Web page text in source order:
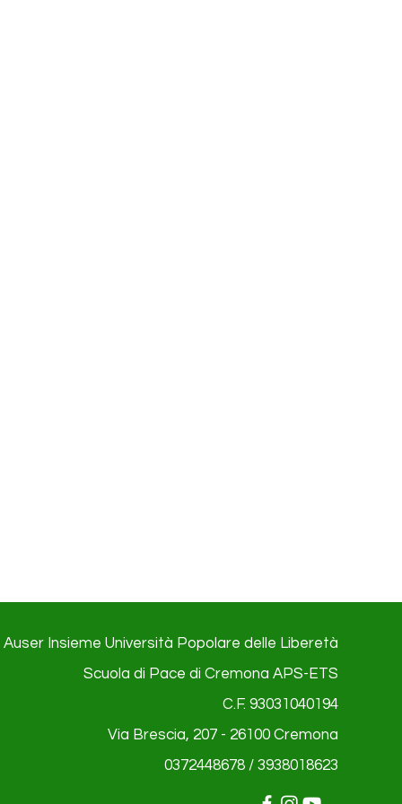
Auser Insieme Università Popolare delle Liberetà
Scuola di Pace di Cremona APS-ETS
C.F. 93031040194
Via Brescia, 207 - 26100 Cremona
0372448678 / 3938018623